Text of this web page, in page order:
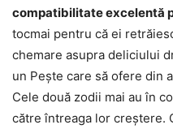
compatibilitate excelentă
tocmai pentru că ei
chemare asupra deliciului
un Pește care să ofere din
Cele două zodii mai au în
către întreaga lor creștere.